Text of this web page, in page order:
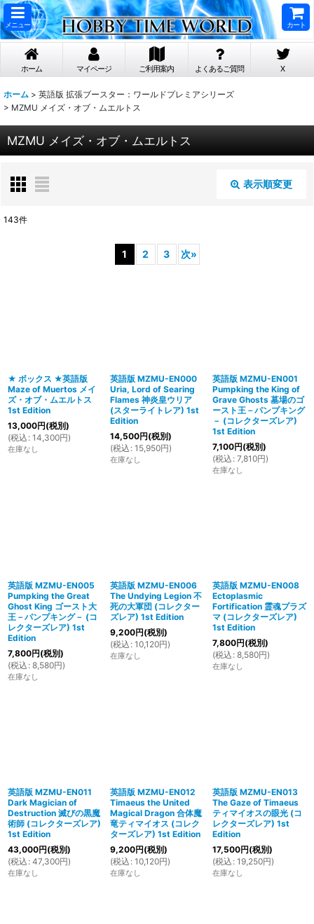
メニュー カート
ホーム マイページ ご利用案内 よくあるご質問 X
ホーム > 英語版 拡張ブースター：ワールドプレミアシリーズ
> MZMU メイズ・オブ・ムエルトス
MZMU メイズ・オブ・ムエルトス
表示順変更
143件
1 2 3 次»
★ ボックス ★英語版
Maze of Muertos メイ
ズ・オブ・ムエルトス
1st Edition
13,000円(税別)
(税込 : 14,300円)
在庫なし
英語版 MZMU-EN000
Uria, Lord of Searing
Flames 神炎皇ウリア
(スターライトレア) 1st
Edition
14,500円(税別)
(税込 : 15,950円)
在庫なし
英語版 MZMU-EN001
Pumpking the King of
Grave Ghosts 墓場のゴ
ースト王－パンプキング
－ (コレクターズレア)
1st Edition
7,100円(税別)
(税込 : 7,810円)
在庫なし
英語版 MZMU-EN005
Pumpking the Great
Ghost King ゴースト大
王－パンプキング－ (コ
レクターズレア) 1st
Edition
7,800円(税別)
(税込 : 8,580円)
在庫なし
英語版 MZMU-EN006
The Undying Legion 不
死の大軍団 (コレクター
ズレア) 1st Edition
9,200円(税別)
(税込 : 10,120円)
在庫なし
英語版 MZMU-EN008
Ectoplasmic
Fortification 霊魂プラズ
マ (コレクターズレア)
1st Edition
7,800円(税別)
(税込 : 8,580円)
在庫なし
英語版 MZMU-EN011
Dark Magician of
Destruction 滅びの黒魔
術師 (コレクターズレア)
1st Edition
43,000円(税別)
(税込 : 47,300円)
在庫なし
英語版 MZMU-EN012
Timaeus the United
Magical Dragon 合体魔
竜ティマイオス (コレク
ターズレア) 1st Edition
9,200円(税別)
(税込 : 10,120円)
在庫なし
英語版 MZMU-EN013
The Gaze of Timaeus
ティマイオスの眼光 (コ
レクターズレア) 1st
Edition
17,500円(税別)
(税込 : 19,250円)
在庫なし